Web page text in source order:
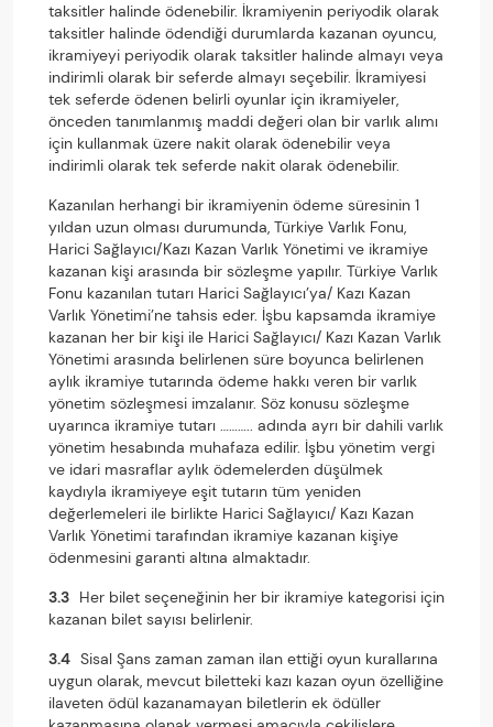
taksitler halinde ödenebilir. İkramiyenin periyodik olarak
taksitler halinde ödendiği durumlarda kazanan oyuncu,
ikramiyeyi periyodik olarak taksitler halinde almayı veya
indirimli olarak bir seferde almayı seçebilir. İkramiyesi
tek seferde ödenen belirli oyunlar için ikramiyeler,
önceden tanımlanmış maddi değeri olan bir varlık alımı
için kullanmak üzere nakit olarak ödenebilir veya
indirimli olarak tek seferde nakit olarak ödenebilir.
Kazanılan herhangi bir ikramiyenin ödeme süresinin 1
yıldan uzun olması durumunda, Türkiye Varlık Fonu,
Harici Sağlayıcı/Kazı Kazan Varlık Yönetimi ve ikramiye
kazanan kişi arasında bir sözleşme yapılır. Türkiye Varlık
Fonu kazanılan tutarı Harici Sağlayıcı’ya/ Kazı Kazan
Varlık Yönetimi’ne tahsis eder. İşbu kapsamda ikramiye
kazanan her bir kişi ile Harici Sağlayıcı/ Kazı Kazan Varlık
Yönetimi arasında belirlenen süre boyunca belirlenen
aylık ikramiye tutarında ödeme hakkı veren bir varlık
yönetim sözleşmesi imzalanır. Söz konusu sözleşme
uyarınca ikramiye tutarı ……….. adında ayrı bir dahili varlık
yönetim hesabında muhafaza edilir. İşbu yönetim vergi
ve idari masraflar aylık ödemelerden düşülmek
kaydıyla ikramiyeye eşit tutarın tüm yeniden
değerlemeleri ile birlikte Harici Sağlayıcı/ Kazı Kazan
Varlık Yönetimi tarafından ikramiye kazanan kişiye
ödenmesini garanti altına almaktadır.
3.3 Her bilet seçeneğinin her bir ikramiye kategorisi için
kazanan bilet sayısı belirlenir.
3.4 Sisal Şans zaman zaman ilan ettiği oyun kurallarına
uygun olarak, mevcut biletteki kazı kazan oyun özelliğine
ilaveten ödül kazanamayan biletlerin ek ödüller